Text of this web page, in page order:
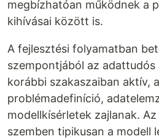
megbízhatóan működnek a
kihívásai között is.
A fejlesztési folyamatban
szempontjából az
korábbi szakaszaiban aktív,
problémadefiníció,
modellkísérletek zajlanak.
szemben tipikusan a modell